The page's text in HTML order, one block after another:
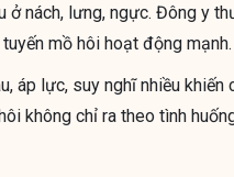
ở nách, lưng, ngực. Đông y
mồ hôi hoạt động mạnh.
áp lực, suy nghĩ nhiều khiến
không chỉ ra theo tình